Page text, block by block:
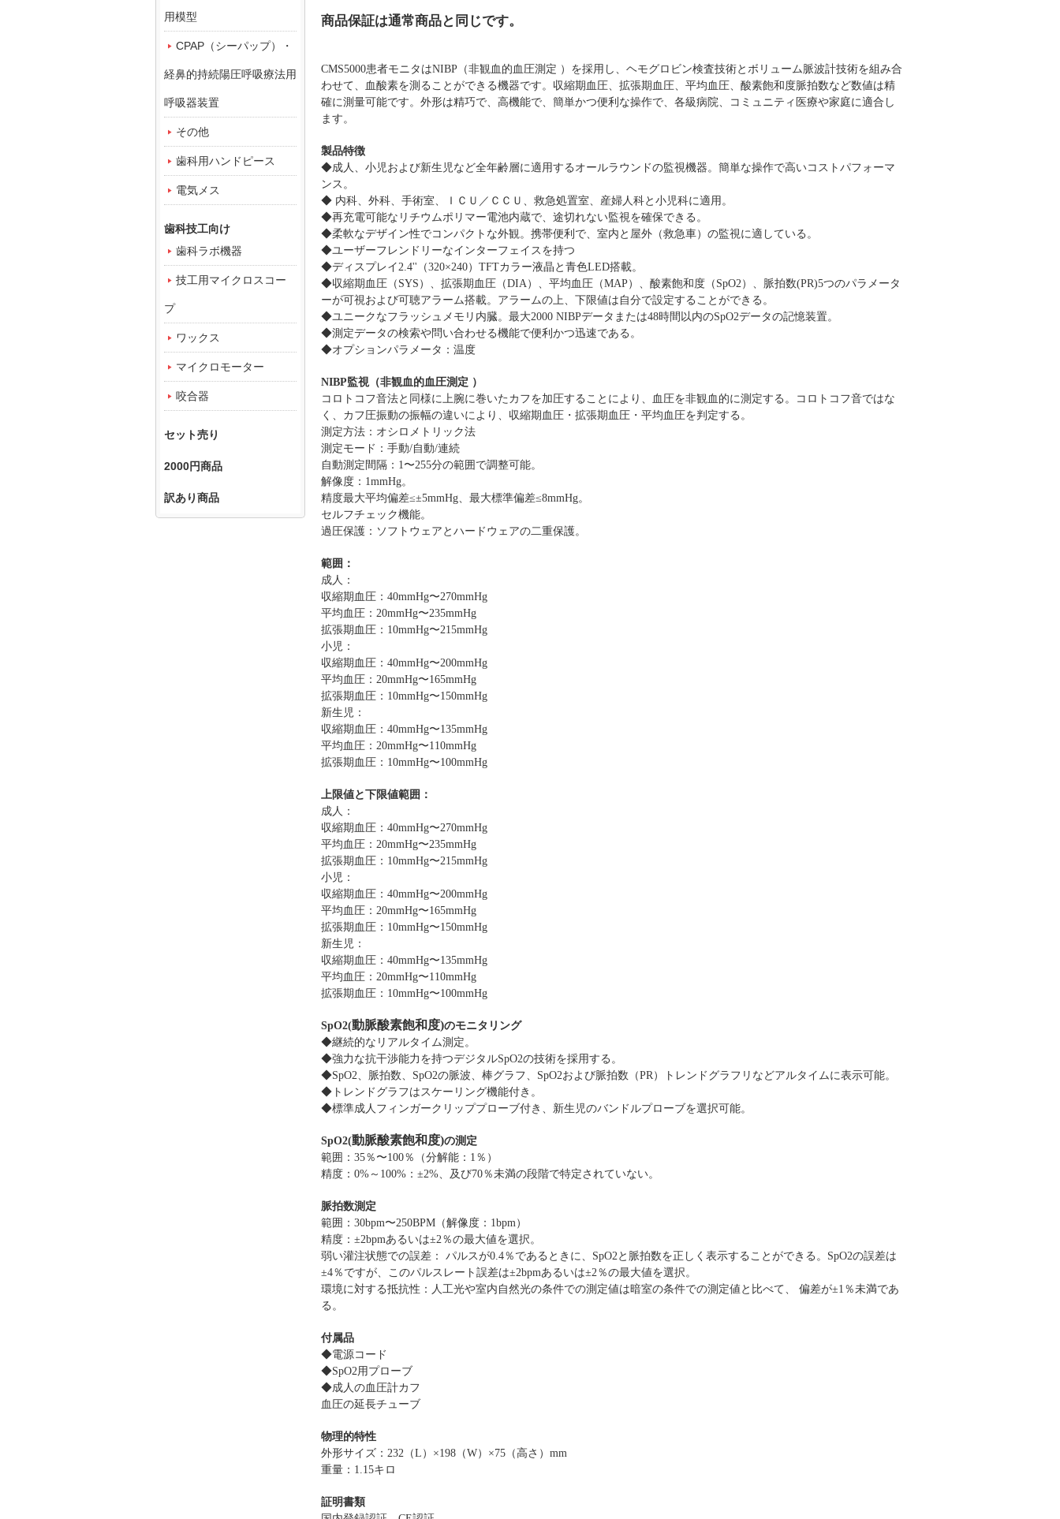
商品保証は通常商品と同じです。
CMS5000患者モニタはNIBP （非観血的血圧測定 ） を採用し 、 ヘモグロビン検査技術と ボリューム脈波計技術を組み合
わせて、 血酸素を測る ことができる機器です。 収縮期血圧、 拡張期血圧、 平均血圧、 酸素飽和度脈拍数など数値は精
確に測量可能です。外形は精巧で、 高機能で、簡単かつ便利な操作で、 各級病院、コミュニティ医療や家庭に適合し
ます。
製品特徴
◆成人 、 小児および新生児など全年齢層に適用するオールラウンドの監視機器。簡単な操作で高いコストパフォーマ
ンス。
◆ 内科、外科、手術室、ＩＣＵ／ＣＣＵ、救急処置室、産婦人科と小児科に適用。
◆再充電可能なリチウムポリマー電池内蔵で、途切れない監視を確保できる。
◆柔軟なデザイン性でコンパクト な外観。 携帯便利で、室内と屋外（救急車）の監視に適している。
◆ユーザーフレンドリーなインターフェイスを持つ
◆ディスプレイ2.4'' （320×240）TFTカラー液晶と青色LED搭載。
◆収縮期血圧（SYS）、拡張期血圧（DIA） 、 平均血圧（MAP） 、 酸素飽和度 （ SpO2）、 脈拍数(PR)5つのパラメータ
ーが可視および可聴アラーム搭載。アラームの上、下限値は自分で設定することができる。
◆ユニークなフラッシュメモリ 内臓。最大2000 NIBPデータまたは48時間以内のSpO2データの記憶装置。
◆測定データの検索や問い合わせる機能で便利かつ迅速である。
◆オプションパラメータ：温度
NIBP監視 （非観血的血圧測定 ）
コロトコフ音法と同様に上腕に巻いたカフを加圧することにより、血圧を非観血的に測定する。コロトコフ音ではな
く、カフ圧振動の振幅の違いにより、収縮期血圧・拡張期血圧・平均血圧を判定する。
測定方法： オシロメトリック法
測定モード：手動/自動/連続
自動測定間隔：1〜255分の範囲で調整可能。
解像度：1mmHg。
精度最大平均偏差≤±5mmHg、 最大標準偏差≤8mmHg。
セルフチェック機能。
過圧保護：ソフトウェアとハードウェアの二重保護。
範囲：
成人 ：
収縮期血圧：40mmHg〜270mmHg
平均血圧 ：20mmHg〜235mmHg
拡張期血圧：10mmHg〜215mmHg
小児：
収縮期血圧：40mmHg〜200mmHg
平均血圧 ：20mmHg〜165mmHg
拡張期血圧：10mmHg〜150mmHg
新生児：
収縮期血圧：40mmHg〜135mmHg
平均血圧 ：20mmHg〜110mmHg
拡張期血圧：10mmHg〜100mmHg
上限値と下限値範囲：
成人 ：
収縮期血圧：40mmHg〜270mmHg
平均血圧 ：20mmHg〜235mmHg
拡張期血圧：10mmHg〜215mmHg
小児：
収縮期血圧：40mmHg〜200mmHg
平均血圧 ：20mmHg〜165mmHg
拡張期血圧：10mmHg〜150mmHg
新生児：
収縮期血圧：40mmHg〜135mmHg
平均血圧 ：20mmHg〜110mmHg
拡張期血圧：10mmHg〜100mmHg
SpO2(動脈酸素飽和度)のモニタリング
◆継続的なリアルタイム測定。
◆強力な抗干渉能力を持つデジタルSpO2の技術を採用する。
◆SpO2、脈拍数、SpO2の脈波、棒グラフ、SpO2および脈拍数（PR）トレンドグラフリ などアルタイムに表示可能。
◆ トレンドグラフはスケーリング機能付き 。
◆標準成人フィンガークリッププローブ付き 、 新生児のバンドルプローブを選択可能。
SpO2(動脈酸素飽和度)の測定
範囲：35％〜100％（分解能：1％）
精度：0%～100%：±2%、及び70％未満の段階で特定されていない。
脈拍数測定
範囲：30bpm〜250BPM（解像度：1bpm）
精度：±2bpmあるいは±2％の最大値を選択。
弱い灌注状態での誤差： パルスが0.4％であるときに、SpO2と脈拍数を正しく表示することができ る。SpO2の誤差は
±4％ですが、このパルスレート誤差は±2bpmあるいは±2％の最大値を選択。
環境に対する抵抗性 ： 人工光や室内自然光の条件での測定値は暗室の条件での測定値と比べて、 偏差が±1％未満であ
る。
付属品
◆電源コード
◆SpO2用プローブ
◆成人の血圧計カフ
血圧の延長チューブ
物理的特性
外形サイズ ：232（L）×198（W）×75（高さ）mm
重量：1.15キロ
証明書類
用模型
CPAP（シーパップ）・
経鼻的持続陽圧呼吸療法用
呼吸器装置
その他
歯科用ハンドピース
電気メス
歯科技工向け
歯科ラボ機器
技工用マイクロスコー
プ
ワックス
マイクロモーター
咬合器
セット売り
2000円商品
訳あり商品